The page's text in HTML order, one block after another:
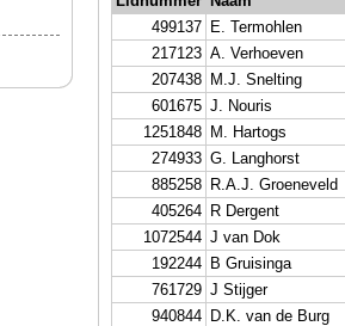
499137 E. Termohlen
217123 A. Verhoeven
207438 M.J. Snelting
601675 J. Nouris
1251848 M. Hartogs
274933 G. Langhorst
885258 R.A.J. Groeneveld
405264 R Dergent
1072544 J van Dok
192244 B Gruisinga
761729 J Stijger
940844 D.K. van de Burg